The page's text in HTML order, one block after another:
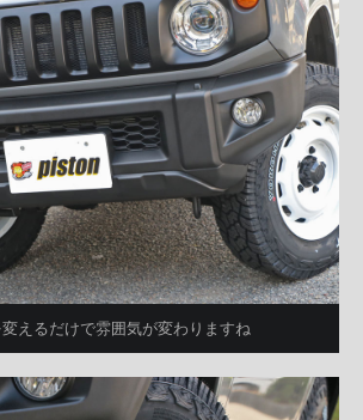
えるだけで雰囲気が変わりますね